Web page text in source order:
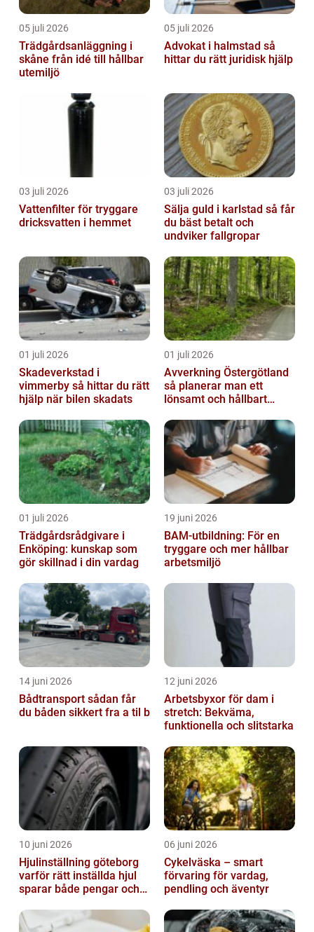
05 juli 2026
Trädgårdsanläggning i
skåne från idé till hållbar
utemiljö
05 juli 2026
Advokat i halmstad så
hittar du rätt juridisk hjälp
03 juli 2026
Vattenfilter för tryggare
dricksvatten i hemmet
03 juli 2026
Sälja guld i karlstad så får
du bäst betalt och
undviker fallgropar
01 juli 2026
Skadeverkstad i
vimmerby så hittar du rätt
hjälp när bilen skadats
01 juli 2026
Avverkning Östergötland
så planerar man ett
lönsamt och hållbart
01 juli 2026
Trädgårdsrådgivare i
Enköping: kunskap som
gör skillnad i din vardag
19 juni 2026
BAM-utbildning: För en
tryggare och mer hållbar
arbetsmiljö
14 juni 2026
Bådtransport sådan får
du båden sikkert fra a til b
12 juni 2026
Arbetsbyxor för dam i
stretch: Bekväma,
funktionella och slitstarka
10 juni 2026
Hjulinställning göteborg
varför rätt inställda hjul
sparar både pengar och
06 juni 2026
Cykelväska – smart
förvaring för vardag,
pendling och äventyr